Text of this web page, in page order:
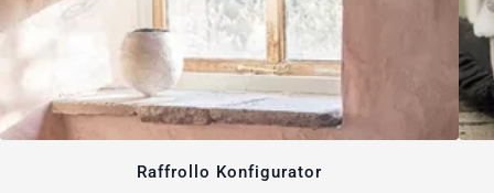
Raffrollo Konfigurator